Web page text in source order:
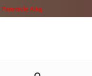
Paremkite Alką